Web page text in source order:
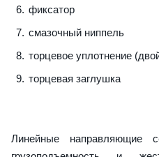
фиксатор
смазочный ниппель
торцевое уплотнение
торцевая заглушка
Линейные направляющие